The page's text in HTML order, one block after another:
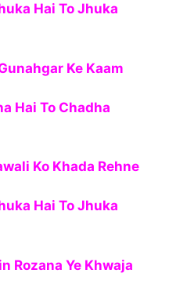
Hai To Jhuka
Ke Kaam
Hai To Chadha
Ko Khada Rehne
Hai To Jhuka
Rozana Ye Khwaja